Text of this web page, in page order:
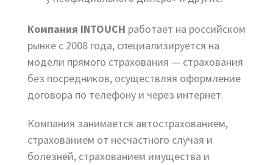
Компания INTOUCH работает на российском
рынке с 2008 года, специализируется на
модели прямого страхования — страхования
без посредников, осуществляя оформление
договора по телефону и через интернет.
Компания занимается автостра­хованием,
страхованием от несчастного случая и
болезней, страхованием имущества и